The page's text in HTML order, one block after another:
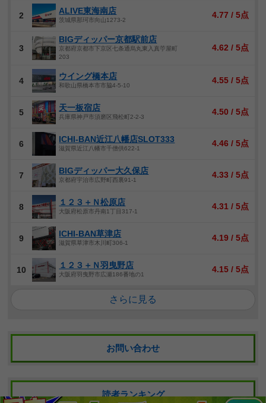
2 ALIVE東海南店
茨城県那珂市向山1273-2
4.77 / 5点
3
BIGディッパー京都駅前店
京都府京都市下京区七条通烏丸東入真苧屋町
203
4.62 / 5点
4 ウイング橋本店
和歌山県橋本市市脇4-5-10
4.55 / 5点
5 天一板宿店
兵庫県神戸市須磨区飛松町2-2-3
4.50 / 5点
6 ICHI-BAN近江八幡店SLOT333
滋賀県近江八幡市千僧供622-1
4.46 / 5点
7 BIGディッパー大久保店
京都府宇治市広野町西裏91-1
4.33 / 5点
8 １２３＋Ｎ松原店
大阪府松原市丹南1丁目317-1
4.31 / 5点
9 ICHI-BAN草津店
滋賀県草津市木川町306-1
4.19 / 5点
10 １２３＋Ｎ羽曳野店
大阪府羽曳野市広瀬186番地の1
4.15 / 5点
さらに見る
お問い合わせ
読者ランキング